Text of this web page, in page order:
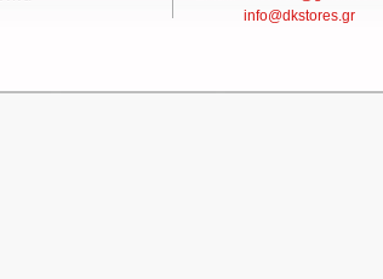
info@dkstores.gr